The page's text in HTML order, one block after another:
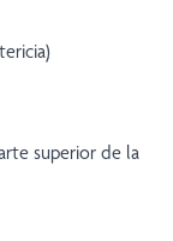
superior de la